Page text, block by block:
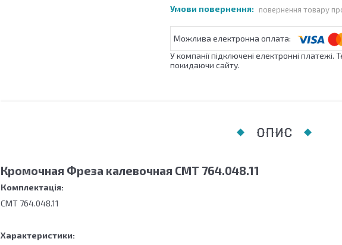
повернення товару
У компанії підключені електронні
покидаючи сайту.
ОПИС
Кромочная Фреза калевочная СМТ 764.048.11
Комплектація:
СМТ 764.048.11
Характеристики: